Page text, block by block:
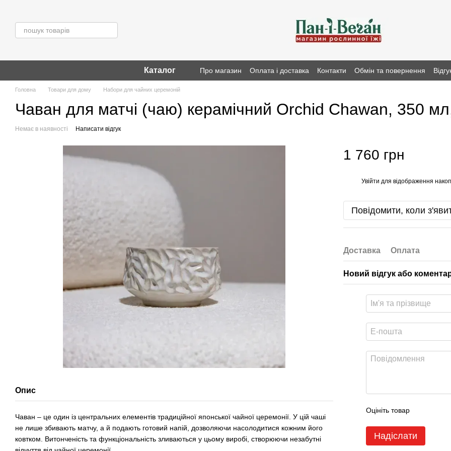
Каталог Про магазин Оплата і доставка Контакти Обмін та повернення
Головна Товари для дому Набори для чайних церемоній
Чаван для матчі (чаю) керамічний Orchid Chawan, 350
Немає в наявності Написати відгук
Опис
Чаван – це один із центральних елементів традиційної японської чайної церемонії. У цій чаші
не лише збивають матчу, а й подають готовий напій, дозволяючи насолодитися кожним його
ковтком. Витонченість та функціональність зливаються у цьому виробі, створюючи незабутні
1 760 грн
Увійти для відображення
Повідомити, коли
Доставка Оплата
Новий відгук або
Оцініть товар
Надіслати